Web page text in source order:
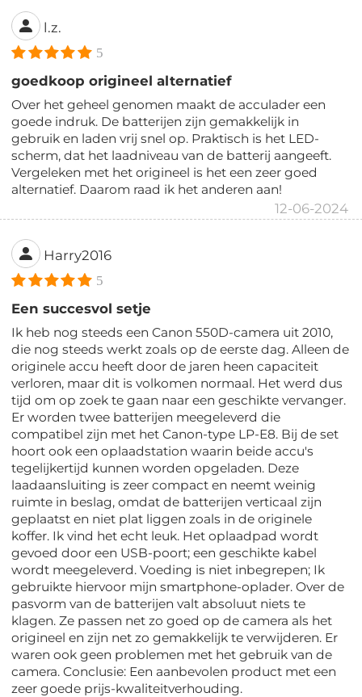
l.z.
5
goedkoop origineel alternatief
Over het geheel genomen maakt de acculader een
goede indruk. De batterijen zijn gemakkelijk in
gebruik en laden vrij snel op. Praktisch is het LED-
scherm, dat het laadniveau van de batterij aangeeft.
Vergeleken met het origineel is het een zeer goed
alternatief. Daarom raad ik het anderen aan!
12-06-2024
Harry2016
5
Een succesvol setje
Ik heb nog steeds een Canon 550D-camera uit 2010,
die nog steeds werkt zoals op de eerste dag. Alleen de
originele accu heeft door de jaren heen capaciteit
verloren, maar dit is volkomen normaal. Het werd dus
tijd om op zoek te gaan naar een geschikte vervanger.
Er worden twee batterijen meegeleverd die
compatibel zijn met het Canon-type LP-E8. Bij de set
hoort ook een oplaadstation waarin beide accu's
tegelijkertijd kunnen worden opgeladen. Deze
laadaansluiting is zeer compact en neemt weinig
ruimte in beslag, omdat de batterijen verticaal zijn
geplaatst en niet plat liggen zoals in de originele
koffer. Ik vind het echt leuk. Het oplaadpad wordt
gevoed door een USB-poort; een geschikte kabel
wordt meegeleverd. Voeding is niet inbegrepen; Ik
gebruikte hiervoor mijn smartphone-oplader. Over de
pasvorm van de batterijen valt absoluut niets te
klagen. Ze passen net zo goed op de camera als het
origineel en zijn net zo gemakkelijk te verwijderen. Er
waren ook geen problemen met het gebruik van de
camera. Conclusie: Een aanbevolen product met een
zeer goede prijs-kwaliteitverhouding.